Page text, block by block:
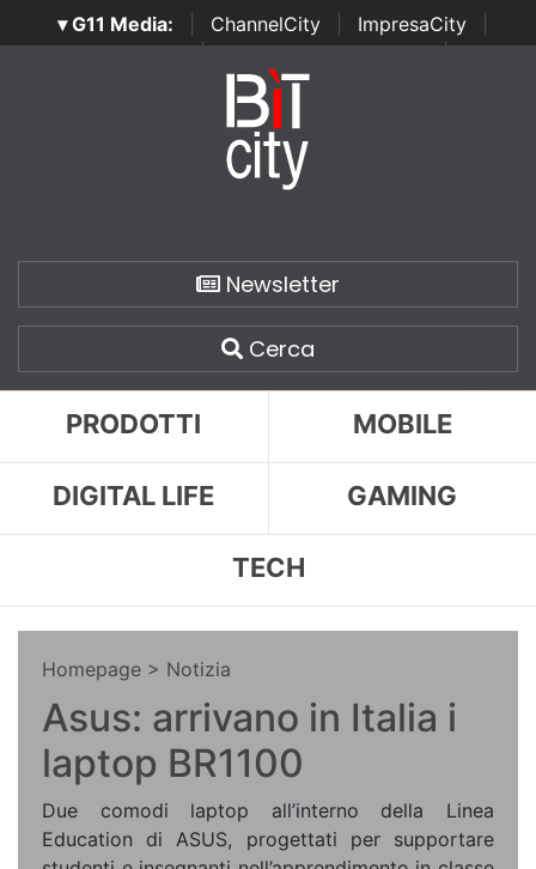
▾ G11 Media: ChannelCity ImpresaCity
SecurityOpenLab | Italian Channel Awards | Italian
Italian Security Awards
Newsletter
Cerca
PRODOTTI MOBILE
DIGITAL LIFE GAMING
TECH
Homepage > Notizia
Asus: arrivano in Italia i
laptop BR1100
Due comodi laptop all’interno della Linea
Education di ASUS, progettati per supportare